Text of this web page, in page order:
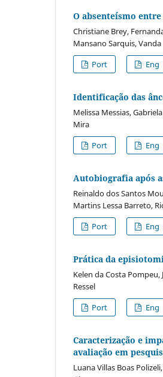
O absenteísmo
Christiane Brey,
Mansano Sarquis, Vanda
Port
Eng
Identificação das
Melissa Messias,
Mira
Port
Eng
Autobiografia após
Reinaldo dos Santos
Martins Lessa Barreto,
Port
Eng
Prática da
Kelen da Costa
Ressel
Port
Eng
Caracterização e
avaliação em
Luana Villas Boas